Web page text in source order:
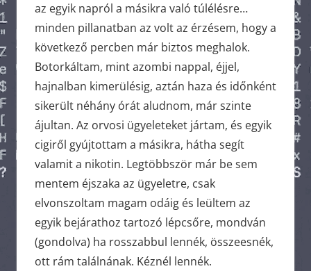
az egyik napról a másikra való túlélésre…
minden pillanatban az volt az érzésem, hogy a
következő percben már biztos meghalok.
Botorkáltam, mint azombi nappal, éjjel,
hajnalban kimerülésig, aztán haza és időnként
sikerült néhány órát aludnom, már szinte
ájultan. Az orvosi ügyeleteket jártam, és egyik
cigiről gyújtottam a másikra, hátha segít
valamit a nikotin. Legtöbbször már be sem
mentem éjszaka az ügyeletre, csak
elvonszoltam magam odáig és leültem az
egyik bejárathoz tartozó lépcsőre, mondván
(gondolva) ha rosszabbul lennék, összeesnék,
ott rám találnának. Kéznél lennék.